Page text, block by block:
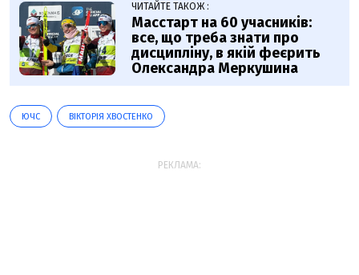
ЧИТАЙТЕ ТАКОЖ :
Масстарт на 60 учасників:
все, що треба знати про
дисципліну, в якій феєрить
Олександра Меркушина
ЮЧС ВІКТОРІЯ ХВОСТЕНКО
РЕКЛАМА: